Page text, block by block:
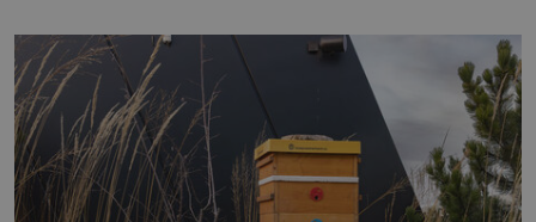
lotyšské Rigy? Casanova v Pobaltí kontaktoval tamní
zednářské lóže. Nebyl v této oblasti žádným nováčkem,
protože do zednářské